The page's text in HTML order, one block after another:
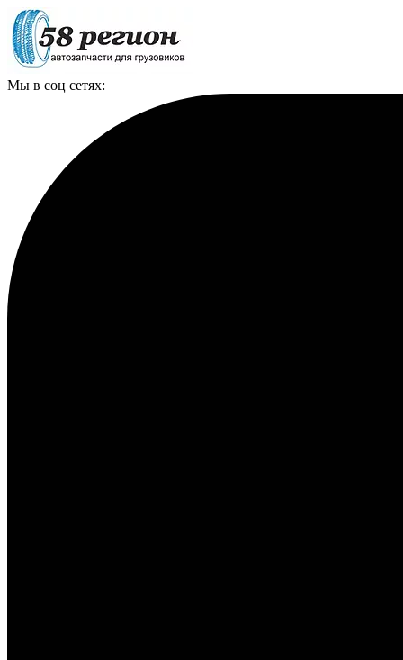
Мы в соц сетях: